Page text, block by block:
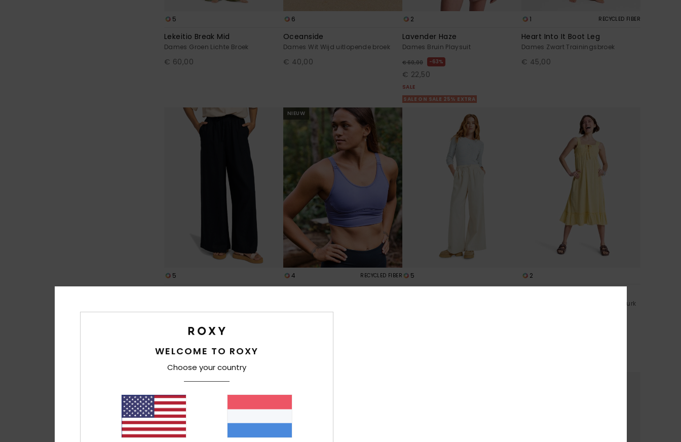
5
Lekeitio Break Mid
Dames Groen Lichte Broek
€ 60,00
6
Oceanside
Dames Wit Wijd uitlopende broek
€ 40,00
2
Lavender Haze
Dames Bruin Playsuit
€ 60,00 63%
€ 22,50
SALE
SALE ON SALE 25% EXTRA
1 RECYCLED FIBER
Heart Into It Boot Leg
Dames Zwart Trainingsbroek
€ 45,00
5
NIEUW
4 RECYCLED FIBER 5 2
Dames Geel Zwierige halflange jurk
WELCOME TO ROXY
Choose your country